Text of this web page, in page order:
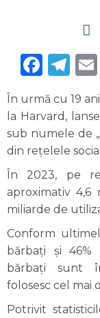
În urmă cu 19
la Harvard,
sub numele de
din reţelele
În 2023, pe
aproximativ
miliarde de
Conform
bărbați și
bărbați sunt
folosesc cel mai
Potrivit